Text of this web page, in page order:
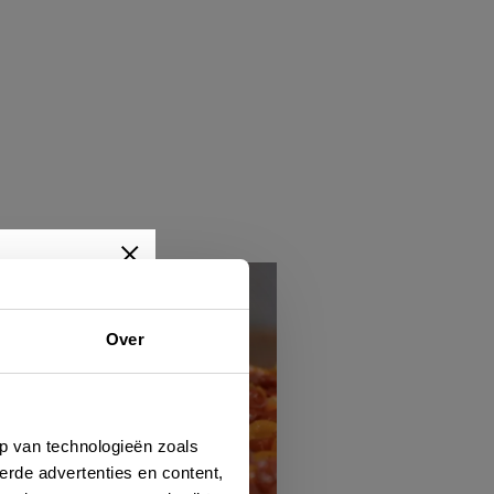
Over
van technologieën zoals
advertenties en content,